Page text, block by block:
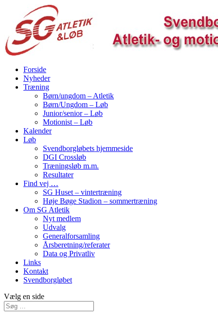
Forside
Nyheder
Træning
Børn/ungdom – Atletik
Børn/Ungdom – Løb
Junior/senior – Løb
Motionist – Løb
Kalender
Løb
Svendborgløbets hjemmeside
DGI Crossløb
Træningsløb m.m.
Resultater
Find vej …
SG Huset – vintertræning
Høje Bøge Stadion – sommertræning
Om SG Atletik
Nyt medlem
Udvalg
Generalforsamling
Årsberetning/referater
Data og Privatliv
Links
Kontakt
Svendborgløbet
Vælg en side